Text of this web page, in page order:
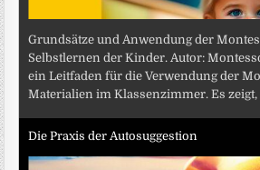
Grundsätze und Anwendung der
Selbstlernen der Kinder. Autor:
ein Leitfaden für die Verwendung der
Materialien im Klassenzimmer. Es zeigt,
Die Praxis der Autosuggestion